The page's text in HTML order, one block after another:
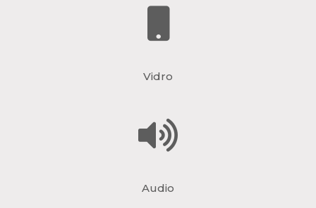
Vidro
Audio